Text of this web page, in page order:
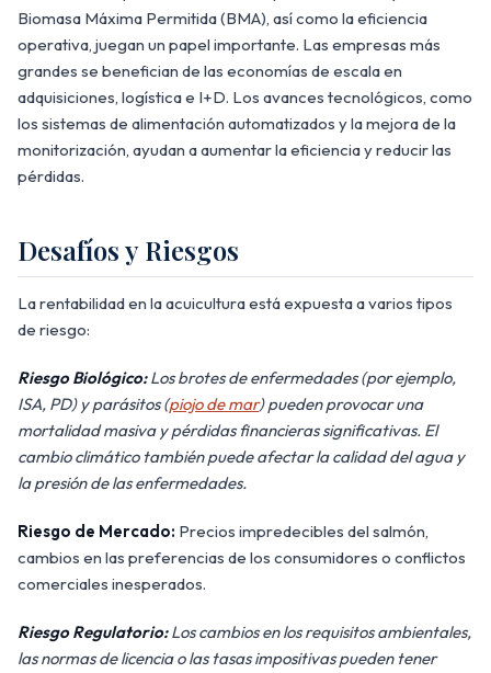
Biomasa Máxima Permitida (BMA), así como la eficiencia
operativa, juegan un papel importante. Las empresas más
grandes se benefician de las economías de escala en
adquisiciones, logística e I+D. Los avances tecnológicos, como
los sistemas de alimentación automatizados y la mejora de la
monitorización, ayudan a aumentar la eficiencia y reducir las
pérdidas.
Desafíos y Riesgos
La rentabilidad en la acuicultura está expuesta a varios tipos
de riesgo:
Riesgo Biológico:Los brotes de enfermedades (por ejemplo,
ISA, PD) y parásitos (piojo de mar) pueden provocar una
mortalidad masiva y pérdidas financieras significativas. El
cambio climático también puede afectar la calidad del agua y
la presión de las enfermedades.
Riesgo de Mercado: Precios impredecibles del salmón,
cambios en las preferencias de los consumidores o conflictos
comerciales inesperados.
Riesgo Regulatorio:Los cambios en los requisitos ambientales,
las normas de licencia o las tasas impositivas pueden tener